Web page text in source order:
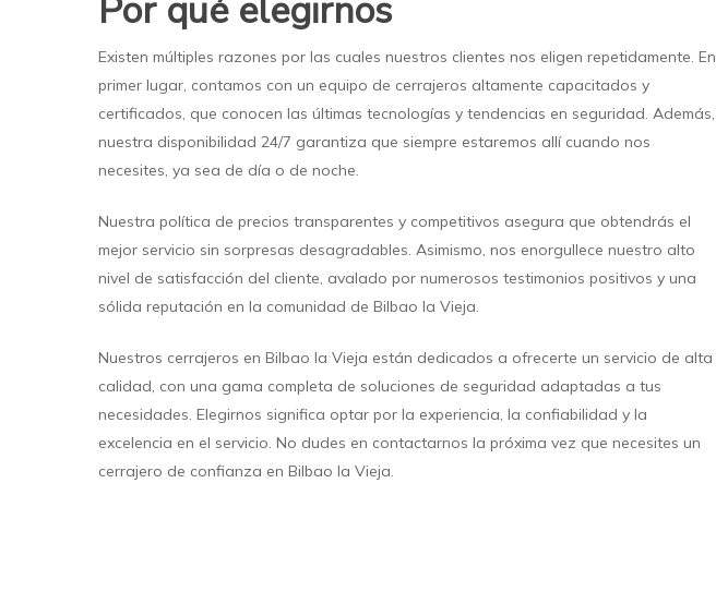
Por qué elegirnos
Existen múltiples razones por las cuales nuestros clientes nos eligen repetidamente. En
primer lugar, contamos con un equipo de cerrajeros altamente capacitados y
certificados, que conocen las últimas tecnologías y tendencias en seguridad. Además,
nuestra disponibilidad 24/7 garantiza que siempre estaremos allí cuando nos
necesites, ya sea de día o de noche.
Nuestra política de precios transparentes y competitivos asegura que obtendrás el
mejor servicio sin sorpresas desagradables. Asimismo, nos enorgullece nuestro alto
nivel de satisfacción del cliente, avalado por numerosos testimonios positivos y una
sólida reputación en la comunidad de Bilbao la Vieja.
Nuestros cerrajeros en Bilbao la Vieja están dedicados a ofrecerte un servicio de alta
calidad, con una gama completa de soluciones de seguridad adaptadas a tus
necesidades. Elegirnos significa optar por la experiencia, la confiabilidad y la
excelencia en el servicio. No dudes en contactarnos la próxima vez que necesites un
cerrajero de confianza en Bilbao la Vieja.